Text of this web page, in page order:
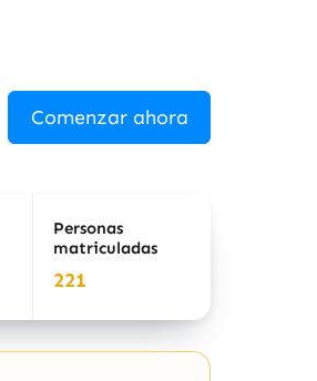
Comenzar ahora
Personas
matriculadas
221